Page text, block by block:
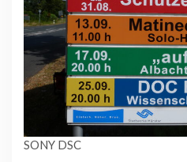
SONY DSC